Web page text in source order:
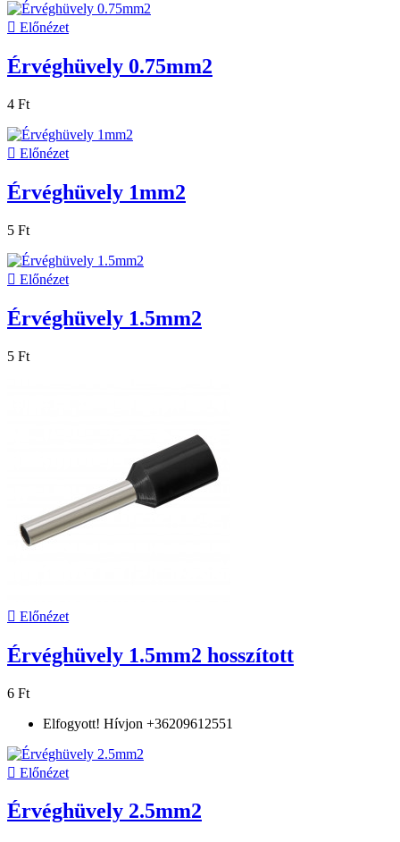
 Előnézet
Érvéghüvely 0.75mm2
4 Ft
 Előnézet
Érvéghüvely 1mm2
5 Ft
 Előnézet
Érvéghüvely 1.5mm2
5 Ft
 Előnézet
Érvéghüvely 1.5mm2 hosszított
6 Ft
Elfogyott! Hívjon +36209612551
 Előnézet
Érvéghüvely 2.5mm2